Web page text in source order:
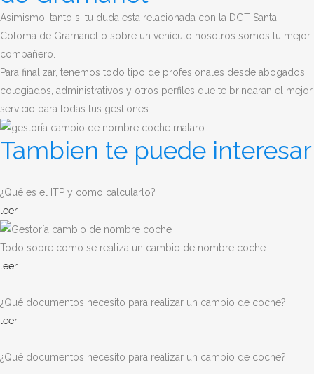
Asimismo, tanto si tu duda esta relacionada con la DGT Santa
Coloma de Gramanet o sobre un vehículo nosotros somos tu mejor
compañero.
Para finalizar, tenemos todo tipo de profesionales desde abogados,
colegiados, administrativos y otros perfiles que te brindaran el mejor
servicio para todas tus gestiones.
Tambien te puede interesar
¿Qué es el ITP y como calcularlo?
leer
Todo sobre como se realiza un cambio de nombre coche
leer
¿Qué documentos necesito para realizar un cambio de coche?
leer
¿Qué documentos necesito para realizar un cambio de coche?